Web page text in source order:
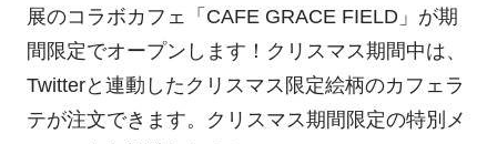
展のコラボカフェ「CAFE GRACE FIELD」が期
間限定でオープンします！クリスマス期間中は、
Twitterと連動したクリスマス限定絵柄のカフェラ
テが注文できます。クリスマス期間限定の特別メ